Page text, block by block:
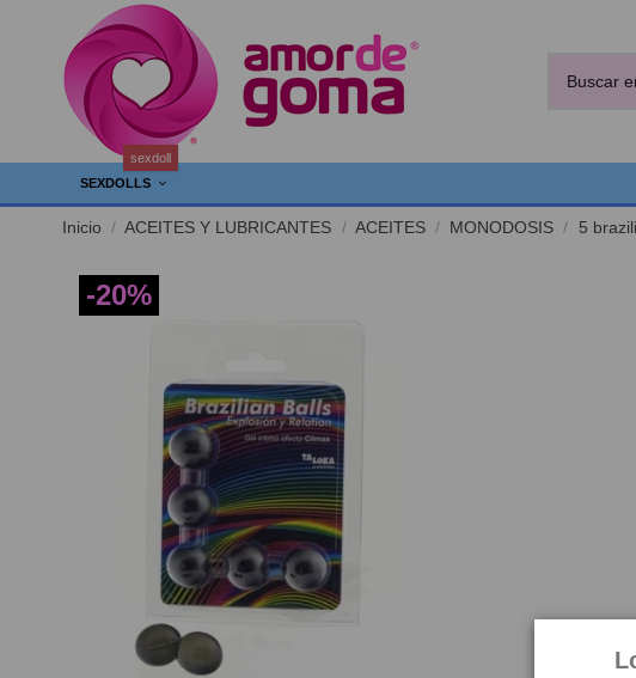
SEXDOLLS
sexdoll
Inicio ACEITES Y LUBRICANTES ACEITES MONODOSIS 5
-20%